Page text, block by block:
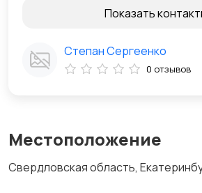
Местоположение
Свердловская область,
Показать
Степан Сергеенко
0 отзывов